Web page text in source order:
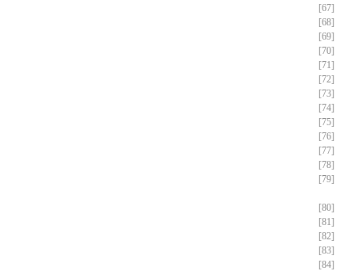
[67]
[68]
[69]
[70]
[71]
[72]
[73]
[74]
[75]
[76]
[77]
[78]
[79]
[80]
[81]
[82]
[83]
[84]